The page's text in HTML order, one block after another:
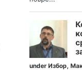
underИзбор,